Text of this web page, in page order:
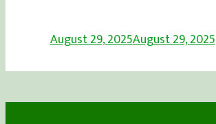
August 29, 2025August 29, 2025